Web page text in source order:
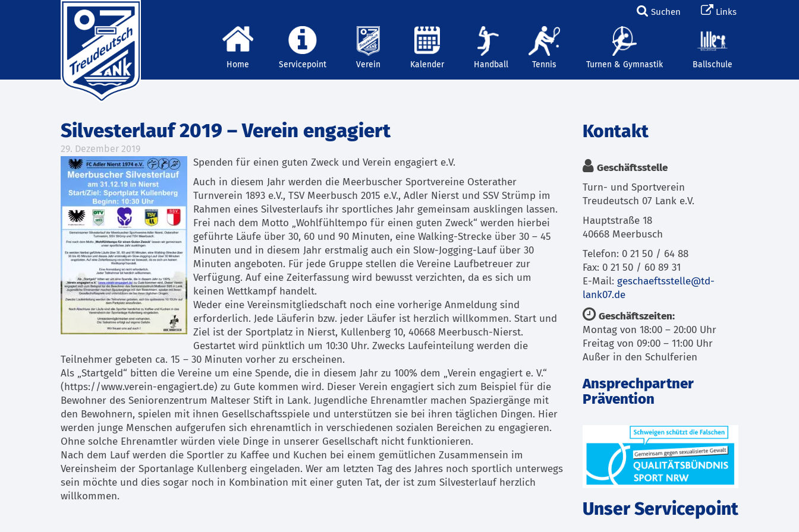
Suchen Links
Home Servicepoint Verein Kalender Handball Tennis Turnen & Gymnastik Ballschule
Silvesterlauf 2019 – Verein engagiert
29. Dezember 2019
Spenden für einen guten Zweck und Verein engagiert e.V.
Auch in diesem Jahr werden die Meerbuscher Sportvereine Osterather
Turnverein 1893 e.V., TSV Meerbusch 2015 e.V., Adler Nierst und SSV Strümp im
Rahmen eines Silvesterlaufs ihr sportliches Jahr gemeinsam ausklingen lassen.
Frei nach dem Motto „Wohlfühltempo für einen guten Zweck“ werden hierbei
geführte Läufe über 30, 60 und 90 Minuten, eine Walking-Strecke über 30 – 45
Minuten und in diesem Jahr erstmalig auch ein Slow-Jogging-Lauf über 30
Minuten angeboten. Für jede Gruppe stellen die Vereine Laufbetreuer zur
Verfügung. Auf eine Zeiterfassung wird bewusst verzichten, da es sich um
keinen Wettkampf handelt.
Weder eine Vereinsmitgliedschaft noch eine vorherige Anmeldung sind
erforderlich. Jede Läuferin bzw. jeder Läufer ist herzlich willkommen. Start und
Ziel ist der Sportplatz in Nierst, Kullenberg 10, 40668 Meerbusch-Nierst.
Gestartet wird pünktlich um 10:30 Uhr. Zwecks Laufeinteilung werden die
Teilnehmer gebeten ca. 15 – 30 Minuten vorher zu erscheinen.
Als „Startgeld“ bitten die Vereine um eine Spende, die in diesem Jahr zu 100% dem „Verein engagiert e. V.“
(https://www.verein-engagiert.de) zu Gute kommen wird. Dieser Verein engagiert sich zum Beispiel für die
Bewohner des Seniorenzentrum Malteser Stift in Lank. Jugendliche Ehrenamtler machen Spaziergänge mit
den Bewohnern, spielen mit ihnen Gesellschaftsspiele und unterstützen sie bei ihren täglichen Dingen. Hier
werden junge Menschen aufgerufen sich ehrenamtlich in verschiedenen sozialen Bereichen zu engagieren.
Ohne solche Ehrenamtler würden viele Dinge in unserer Gesellschaft nicht funktionieren.
Nach dem Lauf werden die Sportler zu Kaffee und Kuchen bei einem gemütlichen Zusammensein im
Vereinsheim der Sportanlage Kullenberg eingeladen. Wer am letzten Tag des Jahres noch sportlich unterwegs
sein möchte und dies sogar noch in Kombination mit einer guten Tat, der ist zum Silvesterlauf herzlich
willkommen.
Kontakt
Geschäftsstelle
Turn- und Sportverein
Treudeutsch 07 Lank e.V.
Hauptstraße 18
40668 Meerbusch
Telefon: 0 21 50 / 64 88
Fax: 0 21 50 / 60 89 31
E-Mail: geschaeftsstelle@td-
lank07.de
Geschäftszeiten:
Montag von 18:00 – 20:00 Uhr
Freitag von 09:00 – 11:00 Uhr
Außer in den Schulferien
Ansprechpartner
Prävention
Unser Servicepoint